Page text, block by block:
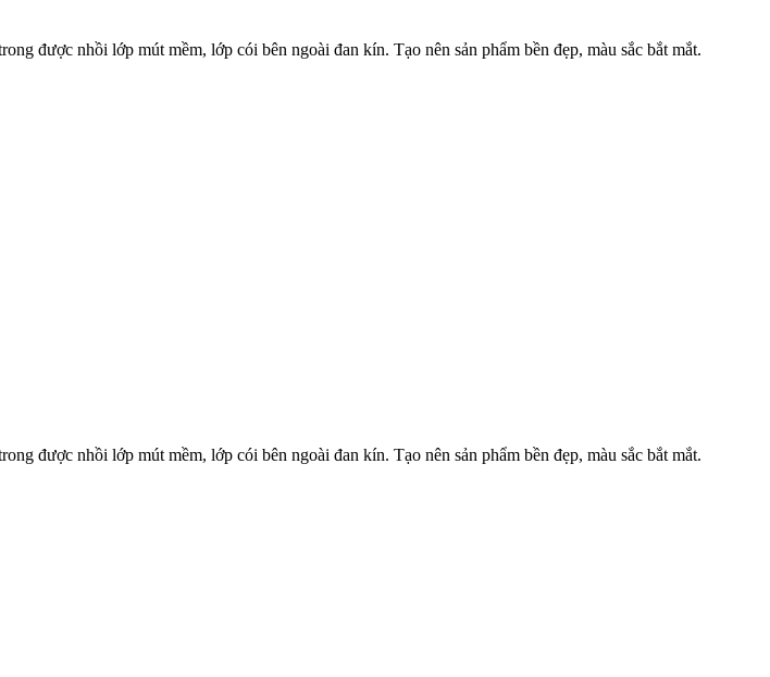
được nhồi lớp mút mềm, lớp cói bên ngoài đan kín. Tạo nên sản phẩm bền đẹp, màu sắc bắt mắt.
được nhồi lớp mút mềm, lớp cói bên ngoài đan kín. Tạo nên sản phẩm bền đẹp, màu sắc bắt mắt.